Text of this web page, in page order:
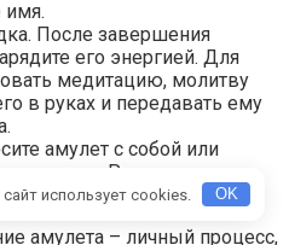
имя.
После завершения
его энергией. Для
медитацию, молитву
в руках и передавать ему
амулет с собой или
месте. Регулярно
его энергией.
амулета – личный процесс,
использует cookies. OK